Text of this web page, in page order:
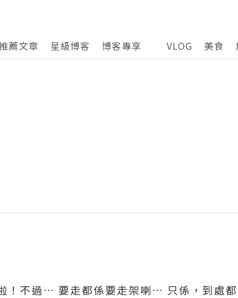
薦文章 星級博客 博客專享 VLOG 美食
！不過… 要走都係要走架喇… 只係，到處